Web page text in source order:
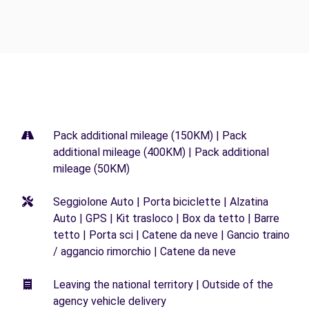
Pack additional mileage (150KM) | Pack
additional mileage (400KM) | Pack additional
mileage (50KM)
Seggiolone Auto | Porta biciclette | Alzatina
Auto | GPS | Kit trasloco | Box da tetto | Barre
tetto | Porta sci | Catene da neve | Gancio traino
/ aggancio rimorchio | Catene da neve
Leaving the national territory | Outside of the
agency vehicle delivery